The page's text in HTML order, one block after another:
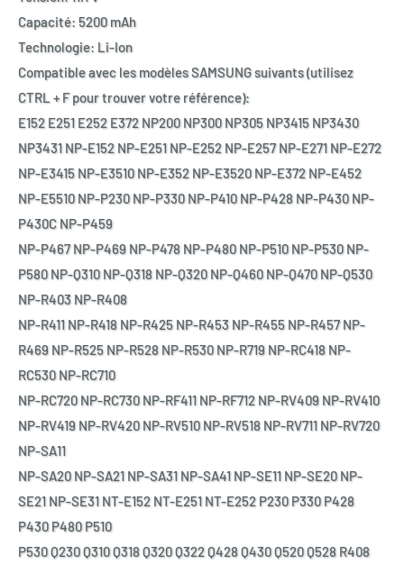
Capacité: 5200 mAh
Technologie: Li-Ion
Compatible avec les modèles SAMSUNG suivants (utilisez
CTRL + F pour trouver votre référence):
E152 E251 E252 E372 NP200 NP300 NP305 NP3415 NP3430
NP3431 NP-E152 NP-E251 NP-E252 NP-E257 NP-E271 NP-E272
NP-E3415 NP-E3510 NP-E352 NP-E3520 NP-E372 NP-E452
NP-E5510 NP-P230 NP-P330 NP-P410 NP-P428 NP-P430 NP-
P430C NP-P459
NP-P467 NP-P469 NP-P478 NP-P480 NP-P510 NP-P530 NP-
P580 NP-Q310 NP-Q318 NP-Q320 NP-Q460 NP-Q470 NP-Q530
NP-R403 NP-R408
NP-R411 NP-R418 NP-R425 NP-R453 NP-R455 NP-R457 NP-
R469 NP-R525 NP-R528 NP-R530 NP-R719 NP-RC418 NP-
RC530 NP-RC710
NP-RC720 NP-RC730 NP-RF411 NP-RF712 NP-RV409 NP-RV410
NP-RV419 NP-RV420 NP-RV510 NP-RV518 NP-RV711 NP-RV720
NP-SA11
NP-SA20 NP-SA21 NP-SA31 NP-SA41 NP-SE11 NP-SE20 NP-
SE21 NP-SE31 NT-E152 NT-E251 NT-E252 P230 P330 P428
P430 P480 P510
P530 Q230 Q310 Q318 Q320 Q322 Q428 Q430 Q520 Q528 R408